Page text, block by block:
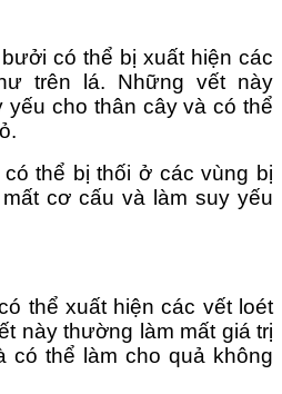
có thể bị xuất hiện các
trên lá. Những vết này
cho thân cây và có thể
thể bị thối ở các vùng bị
cơ cấu và làm suy yếu
thể xuất hiện các vết loét
này thường làm mất giá trị
có thể làm cho quả không